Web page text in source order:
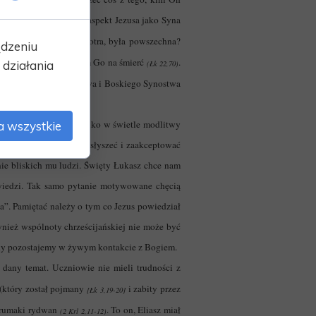
dochodzi jeszcze aspekt Jezusa jako Syna
przez Piotra, była powszechna?
Jezusa skazującym Go na śmierć (Łk 22,70).
objawienie Mesjaństwa i Boskiego Synostwa
naukę o tym, że tylko w świetle modlitwy
człowiek potrafi usłyszeć i zaakceptować
bliskich mu ludzi. Święty Łukasz chce nam
Tak samo pytanie motywowane chęcią
Pamiętać należy o tym co Jezus powiedział
wspólnoty chrześcijańskiej nie może być
pozostajemy w żywym kontakcie z Bogiem.
temat. Uczniowie nie mieli trudności z
został pojmany [Łk 3,19-20]i zabity przez
rydwan (2 Krl 2,11-12). To on, Eliasz miał
wszystkie